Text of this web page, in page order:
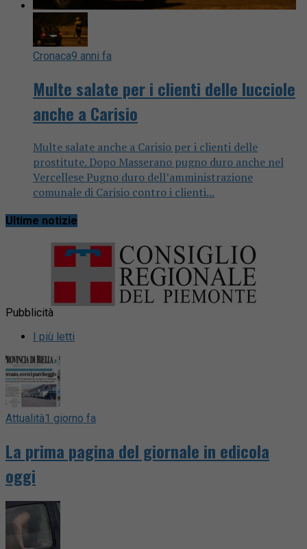
Cronaca9 anni fa
Multe salate per i clienti delle lucciole
anche a Carisio
Multe salate anche a Carisio per i clienti delle
prostitute. Dopo Masserano pugno duro anche nel
Vercellese Pugno duro dell’amministrazione
comunale di Carisio contro i clienti...
Ultime notizie
Pubblicità
I più letti
Attualità1 giorno fa
La prima pagina del giornale in edicola
oggi